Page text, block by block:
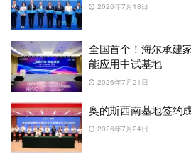
2026年7月18日
全国首个！海尔承建
能应用中试基地
2026年7月21日
奥的斯西南基地签约
2026年7月24日